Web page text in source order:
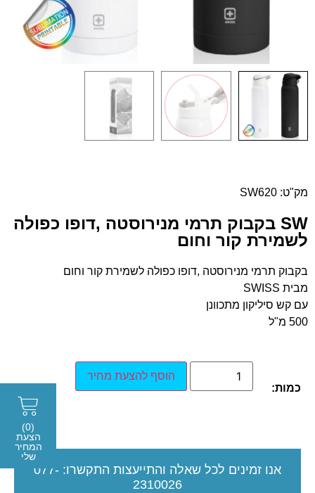
מק"ט: SW620
SW בקבוק תרמי מנירוסטה ,דופו כפולה
לשמירת קור וחום
בקבוק תרמי מנירוסטה ,דופו כפולה לשמירת קור וחום
מבית SWISS
עם קש סיליקון מתכוונן
500 מ"ל
כמות:
הוסף להצעת מחיר
אנו זמינים לכל שאלה והתייעצות התקשרו: 077-
2310026
(0)
הצעת
המחיר
שלי